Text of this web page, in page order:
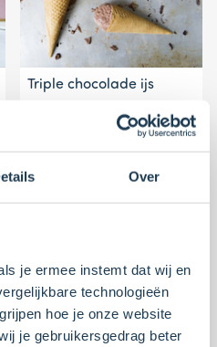
Over
je ermee instemt dat wij en
technologieën
hoe je onze website
je gebruikersgedrag beter
Triple chocolade ijs